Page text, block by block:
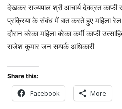
देखकर राज्यपाल श्री आचार्य देवव्रत काफी
प्रक्रिया के संबंध में बात करते हुए महिला रेल
दौरान बरेका महिला बरेका कर्मी काफी
राजेश कुमार जन सम्पर्क अधिकारी
Share this:
Facebook More